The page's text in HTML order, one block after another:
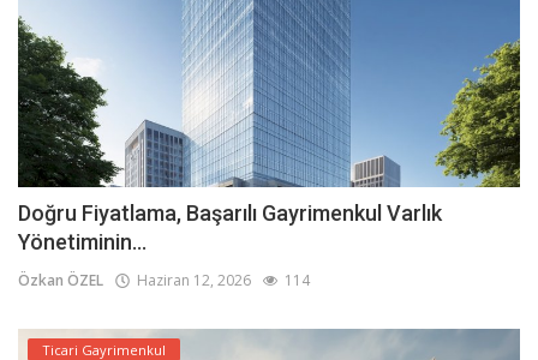
Doğru Fiyatlama, Başarılı Gayrimenkul Varlık
Yönetiminin...
Özkan ÖZEL Haziran 12, 2026 114
Ticari Gayrimenkul